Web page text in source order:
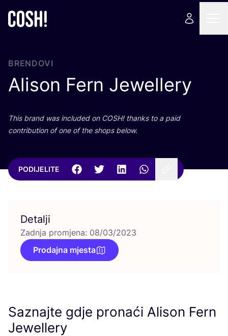
BRENDOVI
Alison Fern Jewellery
This brand was inclu­ded on COSH! than­ks to a paid
con­tri­bu­ti­on of one of the shops below.
PODIJELITE
Detalji
Zadnja promjena: 08/03/2023
Prodajna mjesta
Saznajte gdje pronaći Alison Fern
Jewellery